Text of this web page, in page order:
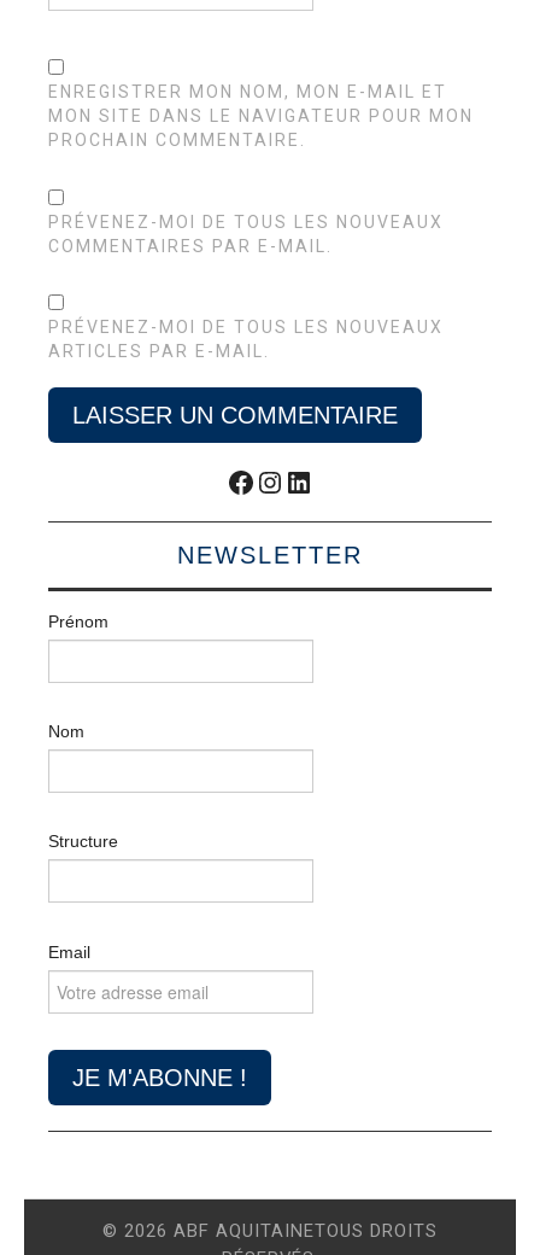
ENREGISTRER MON NOM, MON E-MAIL ET
MON SITE DANS LE NAVIGATEUR POUR MON
PROCHAIN COMMENTAIRE.
PRÉVENEZ-MOI DE TOUS LES NOUVEAUX
COMMENTAIRES PAR E-MAIL.
PRÉVENEZ-MOI DE TOUS LES NOUVEAUX
ARTICLES PAR E-MAIL.
Facebook
Instagram
LinkedIn
NEWSLETTER
Prénom
Nom
Structure
Email
© 2026 ABF AQUITAINETOUS DROITS